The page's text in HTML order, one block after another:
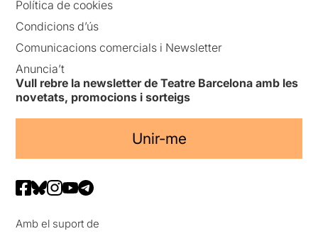
Política de cookies
Condicions d’ús
Comunicacions comercials i Newsletter
Anuncia’t
Vull rebre la newsletter de Teatre Barcelona amb les
novetats, promocions i sorteigs
Unir-me
Amb el suport de